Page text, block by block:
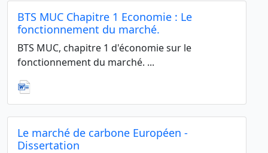
BTS MUC Chapitre 1 Economie : Le
fonctionnement du marché.
BTS MUC, chapitre 1 d'économie sur le
fonctionnement du marché. ...
Le marché de carbone Européen -
Dissertation